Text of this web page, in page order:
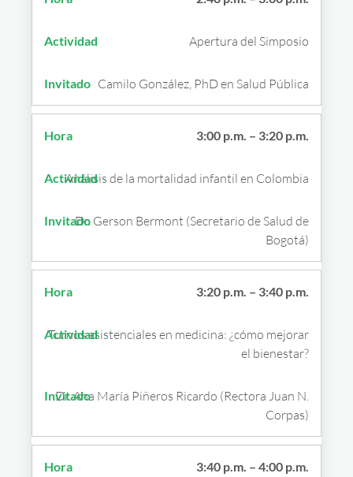
Apertura del Simposio
Camilo González, PhD en Salud Pública
3:00 p.m. – 3:20 p.m.
Análisis de la mortalidad infantil en Colombia
Dr. Gerson Bermont (Secretario de Salud de
Bogotá)
3:20 p.m. – 3:40 p.m.
Turnos asistenciales en medicina: ¿cómo mejorar
el bienestar?
Dr. Ana María Piñeros Ricardo (Rectora Juan N.
Corpas)
3:40 p.m. – 4:00 p.m.